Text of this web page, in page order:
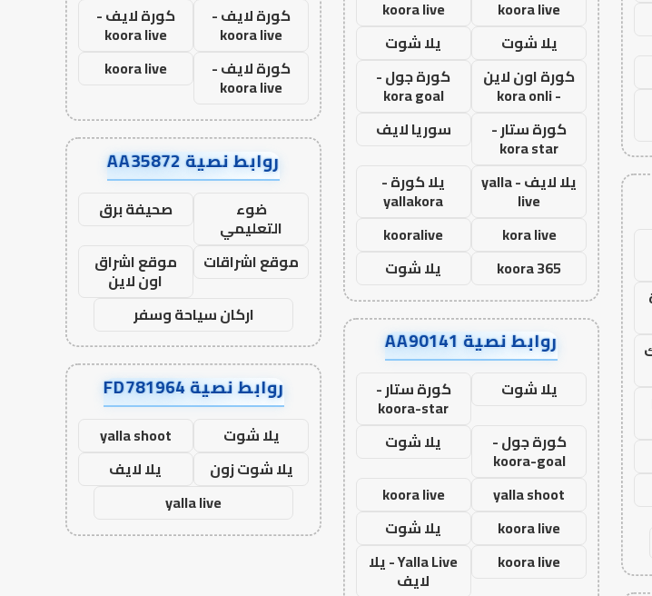
koora live
koora live
يلا شوت
يلا شوت
كورة اون لاين
- kora onli
كورة جول -
kora goal
كورة ستار -
kora star
سوريا لايف
يلا لايف - yalla
live
يلا كورة -
yallakora
kora live
kooralive
koora 365
يلا شوت
روابط نصية AA90141
يلا شوت كورة ستار -
koora-star
كورة جول -
koora-goal
يلا شوت
yalla shoot
koora live
koora live
يلا شوت
koora live
Yalla Live - يلا
لايف
كورة لايف -
koora live
كورة لايف -
koora live
كورة لايف -
koora live
koora live
روابط نصية AA35872
ضوء
التعليمي
صحيفة برق
موقع اشراقات
موقع اشراق
اون لاين
اركان سياحة وسفر
روابط نصية FD781964
يلا شوت
yalla shoot
يلا شوت زون
يلا لايف
yalla live